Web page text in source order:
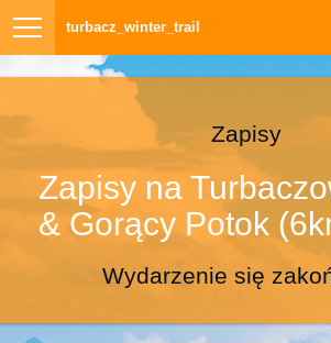
turbacz_winter_trail
Zapisy
Zapisy na
& Gorący Potok
Wydarzenie się